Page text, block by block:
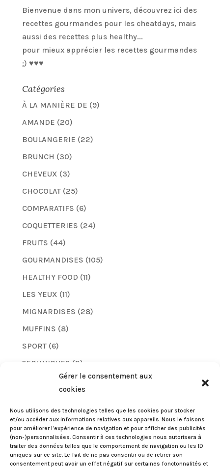
Gérer le consentement aux
cookies
Nous utilisons des technologies telles que les cookies pour stocker
et/ou accéder aux informations relatives aux appareils. Nous le faisons
pour améliorer l’expérience de navigation et pour afficher des publicités
(non-)personnalisées. Consentir à ces technologies nous autorisera à
traiter des données telles que le comportement de navigation ou les ID
uniques sur ce site. Le fait de ne pas consentir ou de retirer son
consentement peut avoir un effet négatif sur certaines fonctonnalités et
Bienvenue dans mon univers, découvrez ici des
recettes gourmandes pour les cheatdays, mais
aussi des recettes plus healthy...
pour mieux apprécier les recettes gourmandes
;) ♥♥♥
Catégories
À LA MANIÈRE DE (9)
AMANDE (20)
BOULANGERIE (22)
BRUNCH (30)
CHEVEUX (3)
CHOCOLAT(25)
COMPARATIFS (6)
COQUETTERIES (24)
FRUITS (44)
GOURMANDISES (105)
HEALTHY FOOD (11)
LES YEUX (11)
MIGNARDISES (28)
MUFFINS (8)
SPORT(6)
TECHNIQUES (2)